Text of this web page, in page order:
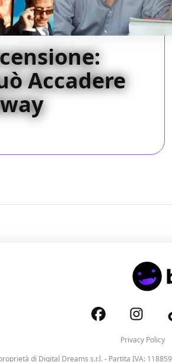
Accadere
Privacy Policy
di Digital Dreams s.r.l.- Partita IVA: